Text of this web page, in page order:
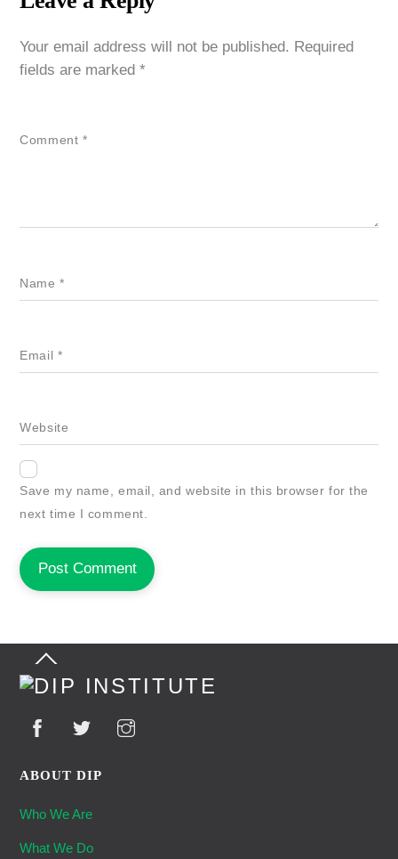
Your email address will not be published. Required
fields are marked*
Comment *
Name*
Email *
Website
Save my name, email, and website in this browser for the
next time I comment.
Back
Top
ABOUT DIP
Who We Are
What We Do